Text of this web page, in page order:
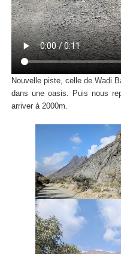
Nouvelle piste, celle de Wadi
dans une oasis. Puis nous
arriver à 2000m.